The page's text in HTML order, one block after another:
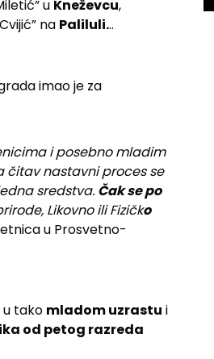
u Kneževcu,
na Paliluli...
imao je za
i posebno mladim
čitav nastavni proces se
sredstva. Čak se po
Likovno ili Fizičko
u Prosvetno-
u tako mladom uzrastu i
od petog razreda